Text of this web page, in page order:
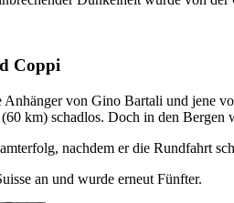
Coppi
von Gino Bartali und jene
km) schadlos. Doch in den Bergen
nachdem er die Rundfahrt
an und wurde erneut Fünfter.